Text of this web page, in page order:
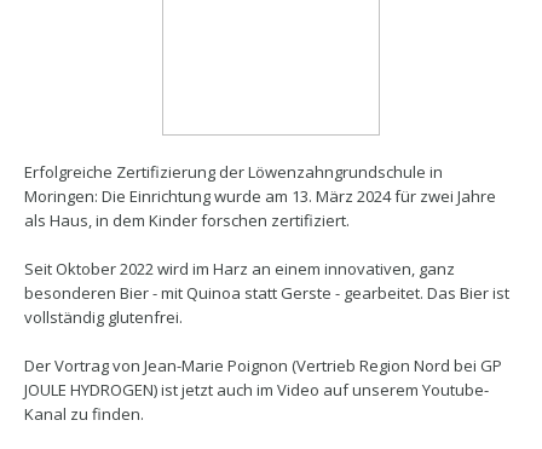
Erfolgreiche Zertifizierung der Löwenzahngrundschule in
Moringen: Die Einrichtung wurde am 13. März 2024 für zwei Jahre
als Haus, in dem Kinder forschen zertifiziert.
Seit Oktober 2022 wird im Harz an einem innovativen, ganz
besonderen Bier - mit Quinoa statt Gerste - gearbeitet. Das Bier ist
vollständig glutenfrei.
Der Vortrag von Jean-Marie Poignon (Vertrieb Region Nord bei GP
JOULE HYDROGEN) ist jetzt auch im Video auf unserem Youtube-
Kanal zu finden.